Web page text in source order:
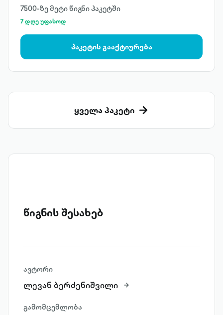
7500-ზე მეტი წიგნი პაკეტში
7 დღე უფასოდ
პაკეტის გააქტიურება
ყველა პაკეტი
წიგნის შესახებ
ავტორი
ლევან ბერძენიშვილი
გამომცემლობა